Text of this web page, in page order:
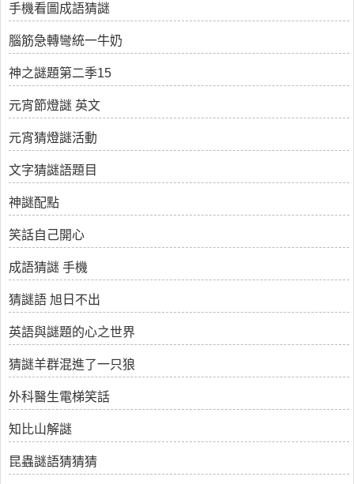
手機看圖成語猜謎
腦筋急轉彎統一牛奶
神之謎題第二季15
元宵節燈謎 英文
元宵猜燈謎活動
文字猜謎語題目
神謎配點
笑話自己開心
成語猜謎 手機
猜謎語 旭日不出
英語與謎題的心之世界
猜謎羊群混進了一只狼
外科醫生電梯笑話
知比山解謎
昆蟲謎語猜猜猜